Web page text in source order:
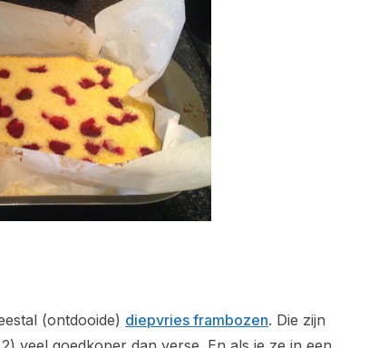
(ontdooide) diepvries frambozen. Die zijn